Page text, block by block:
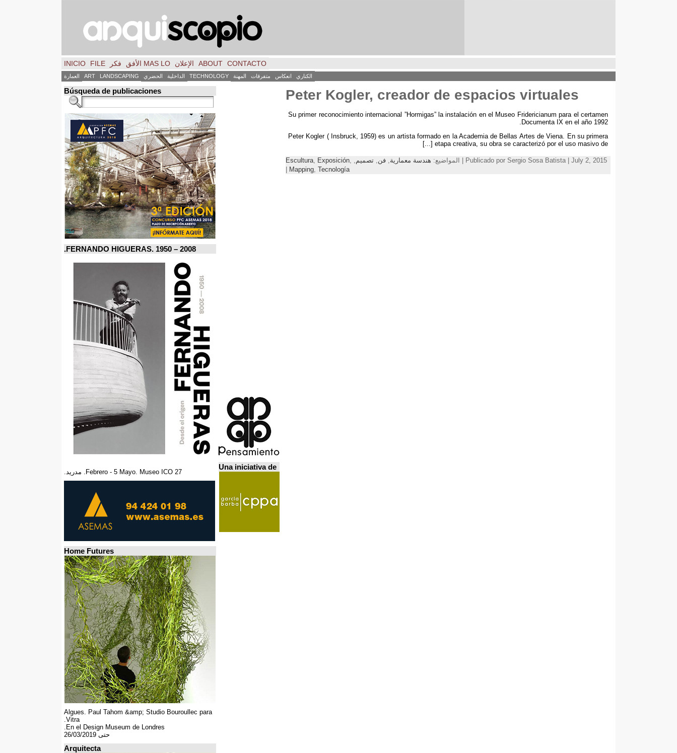
INICIO FILE فكر MAS LO الأفق الإعلان ABOUT CONTACTO
العمارة ART LANDSCAPING الحضري الداخلية TECHNOLOGY المهنة متفرقات انعكاس الكناري
Peter Kogler, creador de espacios virtuales
Su primer reconocimiento internacional ”Hormigas” la instalación en el Museo Fridericianum para el certamen
Documenta IX en el año 1992.
Peter Kogler( Insbruck , 1959)es un artista formado en la Academia de Bellas Artes de Viena
En su primera
etapa creativa su obra se caracterizó por el uso masivo de
[...]
Publicado por Sergio Sosa Batista | July 2, 2015 | المواضيع: هندسة معمارية, فن, تصميم,
Escultura, Exposición,
Mapping, Tecnología
Una iniciativa de
Búsqueda de publicaciones
FERNANDO HIGUERAS. 1950 – 2008.
27 Febrero - 5 Mayo. Museo ICO. مدريد.
Home Futures
Algues. Paul Tahom &amp; Studio Bouroullec para
Vitra.
En el Design Museum de Londres.
حتى 26/03/2019
Arquitecta